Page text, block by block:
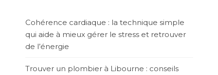
Cohérence cardiaque : la technique simple
qui aide à mieux gérer le stress et retrouver
de l’énergie
Trouver un plombier à Libourne : conseils